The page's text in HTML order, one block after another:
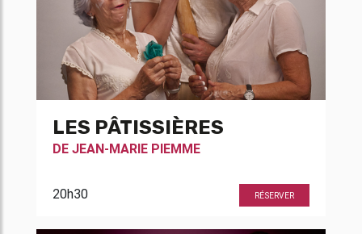
LES PÂTISSIÈRES
DE JEAN-MARIE PIEMME
20h30 RÉSERVER